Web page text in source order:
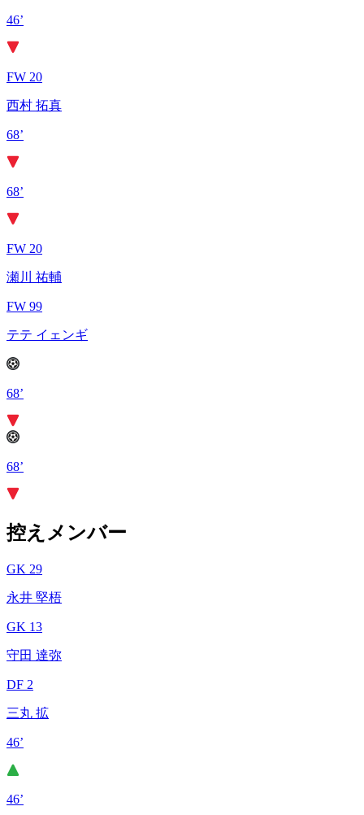
46’
FW 20
西村 拓真
68’
68’
FW 20
瀬川 祐輔
FW 99
テテ イェンギ
68’
68’
控えメンバー
GK 29
永井 堅梧
GK 13
守田 達弥
DF 2
三丸 拡
46’
46’